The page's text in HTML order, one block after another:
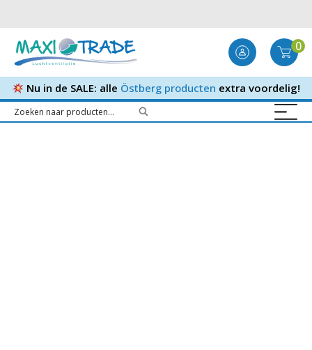
0
Nu in de SALE: alle Östberg producten extra voordelig!